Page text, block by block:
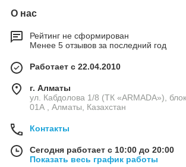
О нас
Рейтинг не сформирован
Менее 5 отзывов за последний год
Работает с 22.04.2010
г. Алматы
ул. Кабдолова 1/8 (ТК «ARMADA»),
01А , Алматы, Казахстан
Контакты
Сегодня работает с 10:00 до 20:00
Показать весь график работы